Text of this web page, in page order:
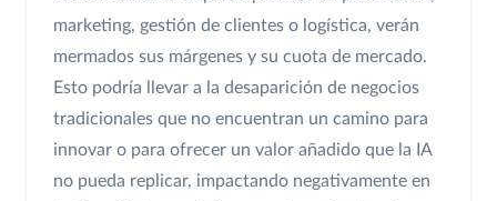
marketing, gestión de clientes o logística, verán
mermados sus márgenes y su cuota de mercado.
Esto podría llevar a la desaparición de negocios
tradicionales que no encuentran un camino para
innovar o para ofrecer un valor añadido que la IA
no pueda replicar, impactando negativamente en